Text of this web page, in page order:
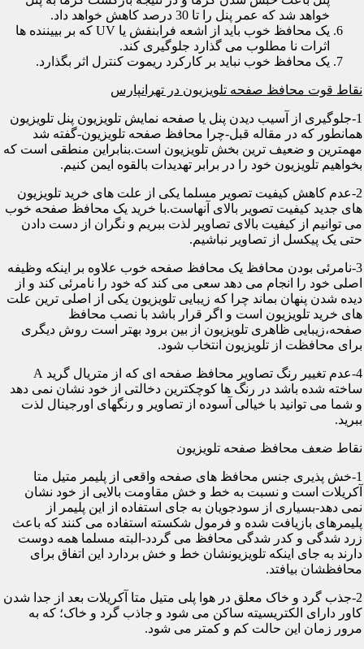
خواهد شد که عمر پنل را تا 30 درصد کاهش خواهد داد.
یک محافظ خوب باید از اشعه فرابنفش یا UV که بر بییننده ها
اثرات نا مطلوب می گذارد جلوگیری کند.
یک محافظ خوب نباید بر کارکرد ریموت کنترل اثر بگذارد.
نقاط قوت محافظ صفحه تلویزیون در تهرانپارس
1-جلوگیری از آسیب دیدن پنل یا صفحه نمایش تلویزیون پنل تلویزیون
همانطور که در مقاله قبل-چرا محافظ صفحه تلویزیون-گفته شد
مهمترین و ضعیف ترین بخش تلویزیون است.بنابراین منطقی است که
بخواهیم تلویزیون خود را در برابر تهدیدات بالقوه ایمن کنیم.
2-عدم کاهش کیفیت تصویر مسلما یکی از علت های خرید تلویزیون
های جدید کیفیت تصویر بالای آنهاست.با خرید یک محافظ صفحه خوب
می توانیم از کیفیت بالای تصاویر لذت ببریم و نگران از دست دادن
حتی یک پیکسل از تصاویر نباشیم.
3-نامرئی بودن محافظ یک محافظ صفحه خوب علاوه بر اینکه وظیفه
اصلی خود را انجام می دهد سعی می کند که خود را نامرئی کند و از
دیده شدن پنهان بماند چرا که زیبایی تلویزیون یکی از اصلی ترین علت
های خرید تلویزیون است و اگر قرار باشد با نصب محافظ
صفحه،زیبایی ظاهری تلویزیون از بین برود بهتر است روش دیگری
برای محافظت از تلویزیون انتخاب شود.
4-عدم تغییر رنگ تصاویر محافظ صفحه ای که از متریال گرید A
ساخته شده باشد در رنگ ها کوچکترین دخالتی از خود نشان نمی دهد
و شما می توانید با خیالی آسوده از تصاویر و رنگهای اورجینال لذت
ببرید.
نقاط ضعف محافظ صفحه تلویزیون
1-خش پذیری جنس محافظ های صفحه واقعی از پلیمر متیل متا
آکریلات است و نسبت به خط و خش مقاومت بالایی از خود نشان
نمی دهد-بسیاری از سودجویان به جای استفاده از این پلیمر از
پلیمرهای بازیافت شده و فرمول شکسته استفاده می کنند که باعث
زرد شدگی و کدر شدگی محافظ می گردد-البته مسلما همه دوست
دارند به جای اینکه تلویزیونشان خط و خش بردارد این اتفاق برای
محافظشان بیافتد.
2-جذب گرد و خاک معلق در هوا پلی متیل متا آکریلات بعد از جدا شدن
کاور دارای الکتریسیته ساکن می شود و جاذب گرد و خاک؛ که به
مرور زمان این حالت کم و کمتر می شود.